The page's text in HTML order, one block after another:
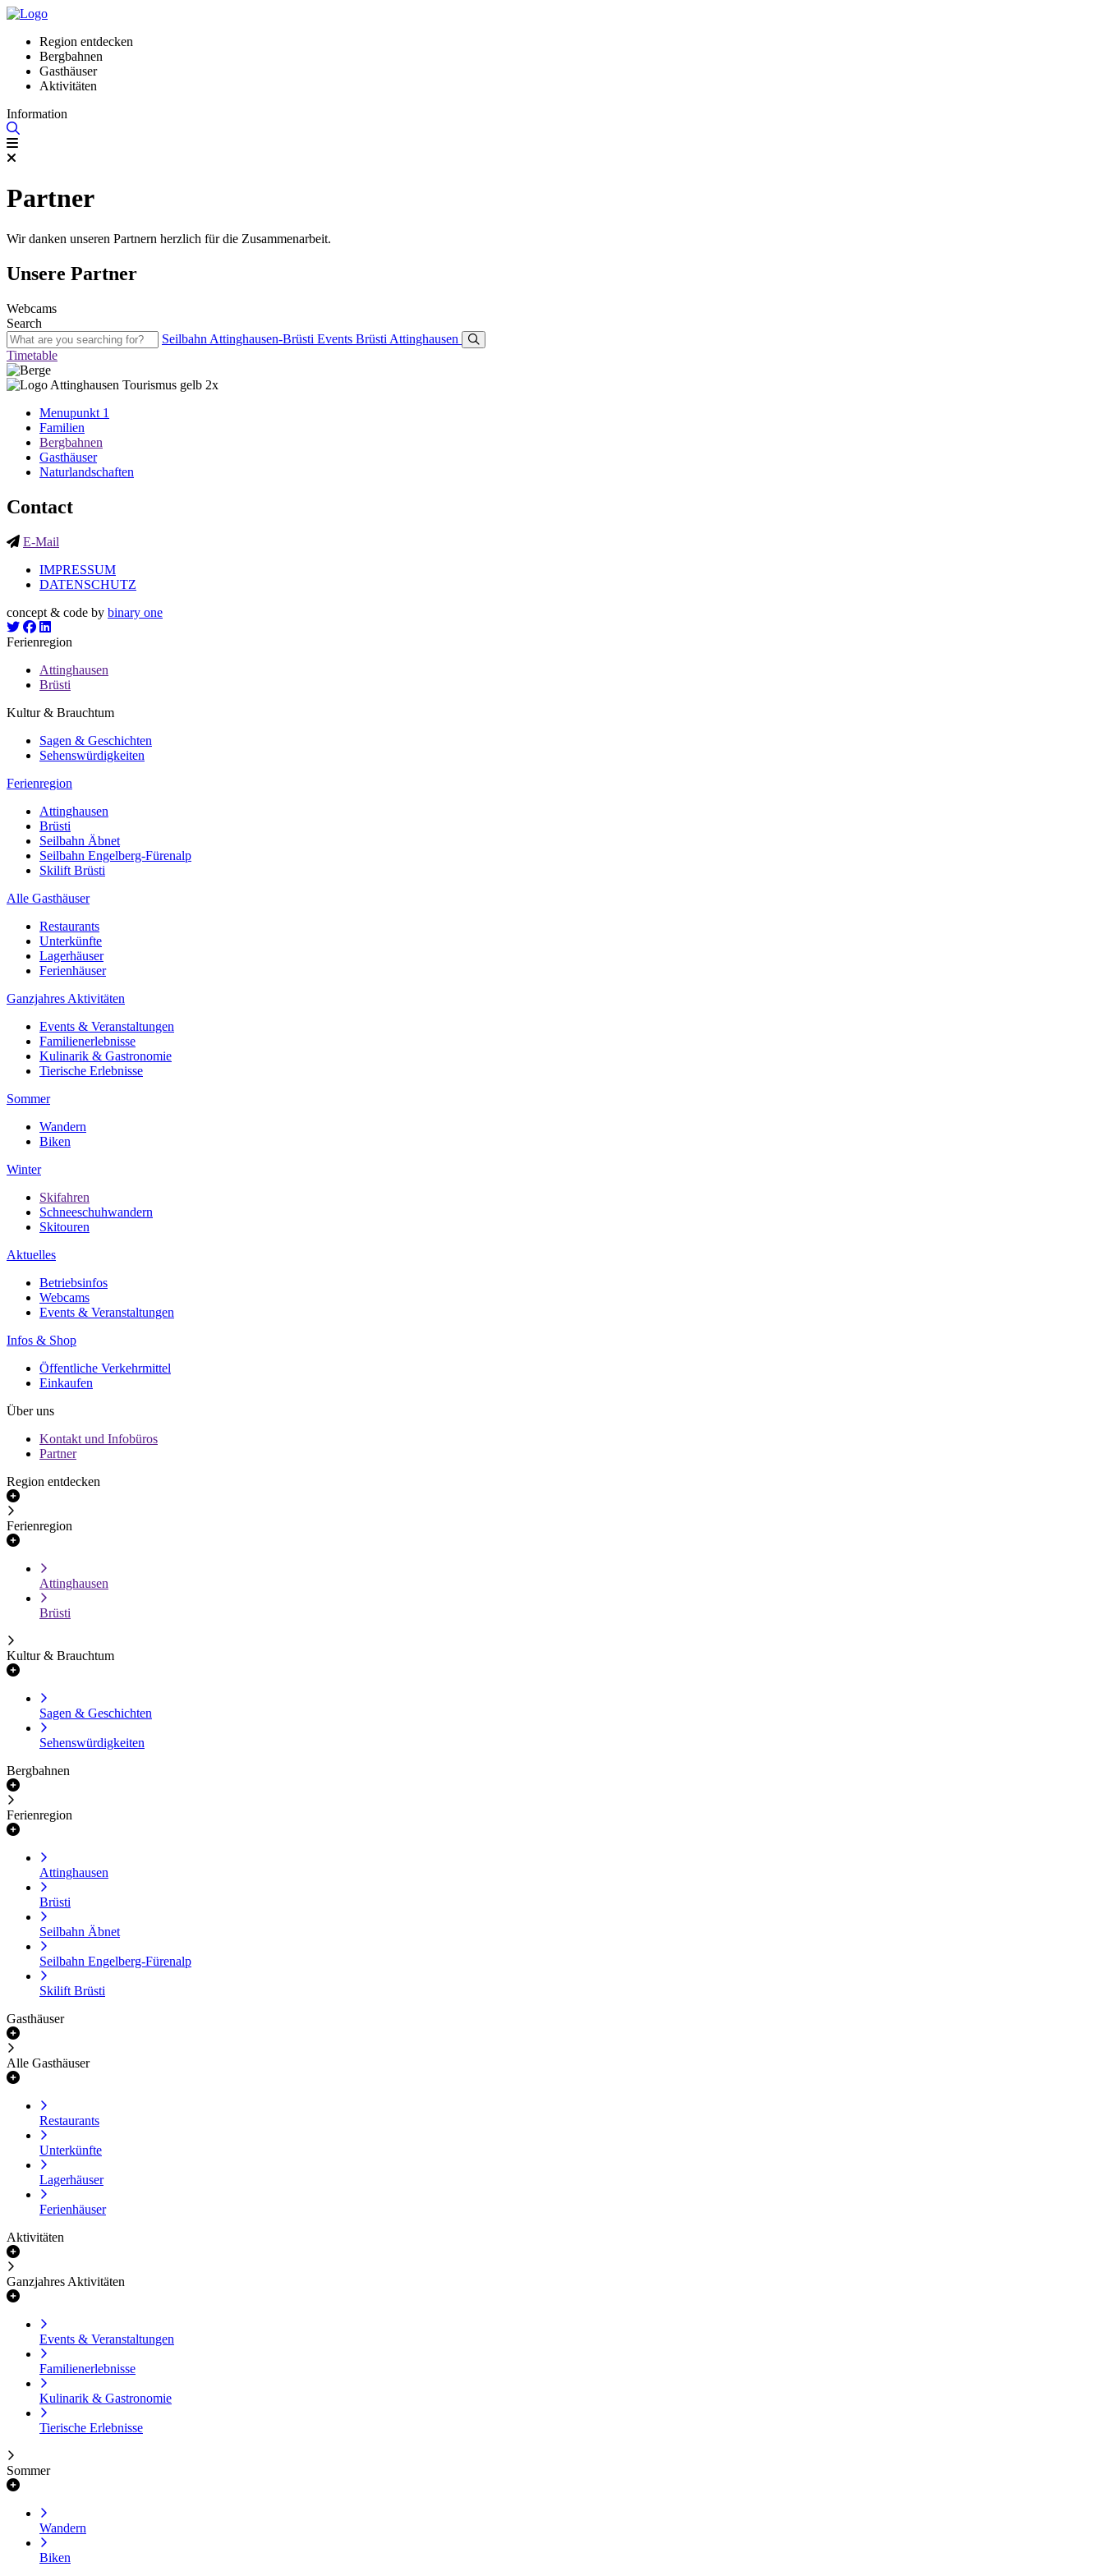
Region entdecken
Bergbahnen
Gasthäuser
Aktivitäten
Information
Partner
Wir danken unseren Partnern herzlich für die Zusammenarbeit.
Unsere Partner
Webcams
Search
Seilbahn Attinghausen-Brüsti Events Brüsti Attinghausen
Timetable
Menupunkt 1
Familien
Bergbahnen
Gasthäuser
Naturlandschaften
Contact
E-Mail
IMPRESSUM
DATENSCHUTZ
concept & code by binary one
Ferienregion
Attinghausen
Brüsti
Kultur & Brauchtum
Sagen & Geschichten
Sehenswürdigkeiten
Ferienregion
Attinghausen
Brüsti
Seilbahn Äbnet
Seilbahn Engelberg-Fürenalp
Skilift Brüsti
Alle Gasthäuser
Restaurants
Unterkünfte
Lagerhäuser
Ferienhäuser
Ganzjahres Aktivitäten
Events & Veranstaltungen
Familienerlebnisse
Kulinarik & Gastronomie
Tierische Erlebnisse
Sommer
Wandern
Biken
Winter
Skifahren
Schneeschuhwandern
Skitouren
Aktuelles
Betriebsinfos
Webcams
Events & Veranstaltungen
Infos & Shop
Öffentliche Verkehrmittel
Einkaufen
Über uns
Kontakt und Infobüros
Partner
Region entdecken
Ferienregion
Attinghausen
Brüsti
Kultur & Brauchtum
Sagen & Geschichten
Sehenswürdigkeiten
Bergbahnen
Ferienregion
Attinghausen
Brüsti
Seilbahn Äbnet
Seilbahn Engelberg-Fürenalp
Skilift Brüsti
Gasthäuser
Alle Gasthäuser
Restaurants
Unterkünfte
Lagerhäuser
Ferienhäuser
Aktivitäten
Ganzjahres Aktivitäten
Events & Veranstaltungen
Familienerlebnisse
Kulinarik & Gastronomie
Tierische Erlebnisse
Sommer
Wandern
Biken